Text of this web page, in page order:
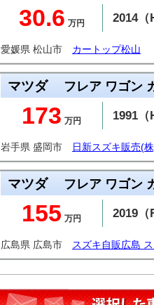
30.6 万円 2014（
愛媛県 松山市 カートップ松山
マツダ フレア ワゴン
173 万円 1991（
岩手県 盛岡市 日新スズキ販売(
マツダ フレア ワゴン
155 万円 2019（
広島県 広島市 スズキ自販広島